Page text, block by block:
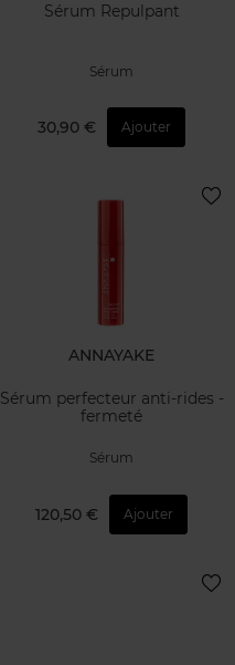
Sérum Repulpant
Sérum
30,90 € Ajouter
ANNAYAKE
Sérum perfecteur anti-rides -
fermeté
Sérum
120,50 € Ajouter